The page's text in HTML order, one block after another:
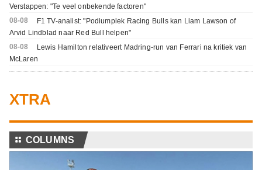
Verstappen: "Te veel onbekende factoren"
08-08
F1 TV-analist: "Podiumplek Racing Bulls kan Liam Lawson of
Arvid Lindblad naar Red Bull helpen"
08-08
Lewis Hamilton relativeert Madring-run van Ferrari na kritiek van
McLaren
XTRA
⚏ COLUMNS